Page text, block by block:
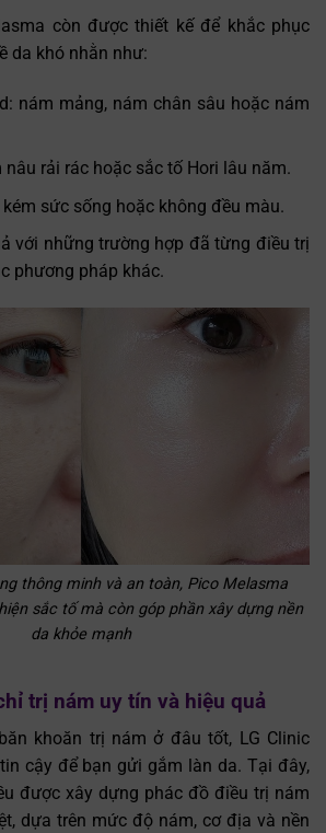
còn được thiết kế để khắc phục
da khó nhằn như:
nám mảng, nám chân sâu hoặc nám
nâu rải rác hoặc sắc tố Hori lâu năm.
sức sống hoặc không đều màu.
với những trường hợp đã từng điều trị
phương pháp khác.
thông minh và an toàn, Pico Melasma
sắc tố mà còn góp phần xây dựng nền
da khỏe mạnh
trị nám uy tín và hiệu quả
khoăn trị nám ở đâu tốt, LG Clinic
cậy để bạn gửi gắm làn da. Tại đây,
được xây dựng phác đồ điều trị nám
dựa trên mức độ nám, cơ địa và nền